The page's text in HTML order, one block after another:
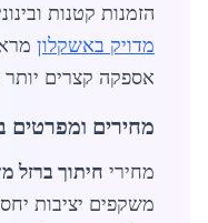
הזמנות קטנות
מדויק באשקלון
אספקה קצרים יותר בערד
מחירים ומפרטים
מחירי חיתוך ברזל
משקפים יציבות